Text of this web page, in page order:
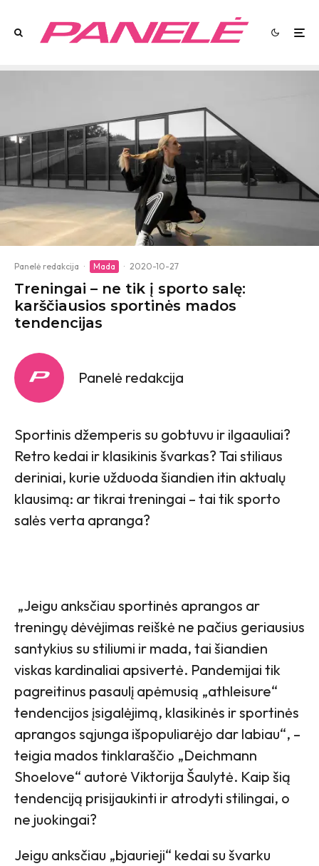
Panelė redakcija · Mada · 2020-10-27
Treningai – ne tik į sporto salę:
karščiausios sportinės mados
tendencijas
Panelė redakcija
Sportinis džemperis su gobtuvu ir ilgaauliai?
Retro kedai ir klasikinis švarkas? Tai stiliaus
deriniai, kurie užduoda šiandien itin aktualų
klausimą: ar tikrai treningai – tai tik sporto
salės verta apranga?
„Jeigu anksčiau sportinės aprangos ar
treningų dėvėjimas reiškė ne pačius geriausius
santykius su stiliumi ir mada, tai šiandien
viskas kardinaliai apsivertė. Pandemijai tik
pagreitinus pasaulį apėmusią „athleisure“
tendencijos įsigalėjimą, klasikinės ir sportinės
aprangos sąjunga išpopuliarėjo dar labiau“, –
teigia mados tinklaraščio „Deichmann
Shoelove“ autorė Viktorija Šaulytė. Kaip šią
tendenciją prisijaukinti ir atrodyti stilingai, o
ne juokingai?
Jeigu anksčiau „bjaurieji“ kedai su švarku